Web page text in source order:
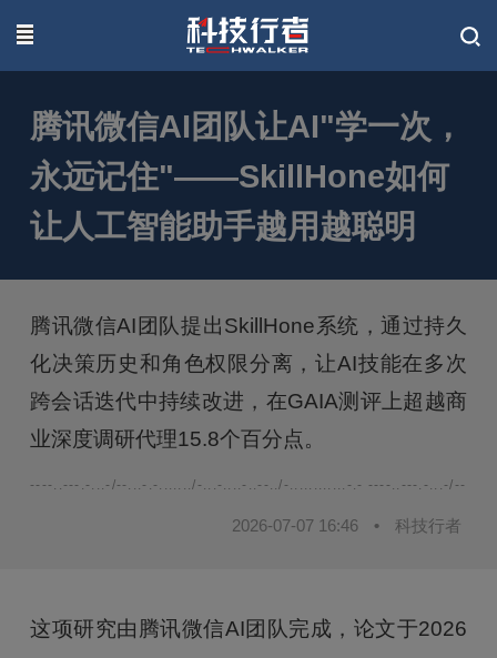
联系我们
腾讯微信AI团队让AI"学一次，
永远记住"——SkillHone如何
让人工智能助手越用越聪明
腾讯微信AI团队提出SkillHone系统，通过持久
化决策历史和角色权限分离，让AI技能在多次
跨会话迭代中持续改进，在GAIA测评上超越商
业深度调研代理15.8个百分点。
----..---.-...-/--...-.-......./-...-....-..--../-............-.- ----..---.-...-/--
2026-07-07 16:46 • 科技行者
这项研究由腾讯微信AI团队完成，论文于2026